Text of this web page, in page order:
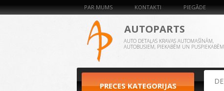
PAR MUMS KONTAKTI PIEGĀDE
AUTOPARTS
AUTO DETAĻAS KRAVAS AUTOMAŠĪNĀM,
AUTOBUSIEM, PIEKABĒM UN PUSPIEKABĒM
PRECES KATEGORIJAS